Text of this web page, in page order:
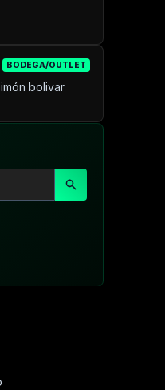
BODEGA/OUTLET
bolivar